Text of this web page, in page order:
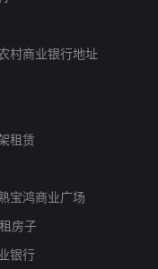
村商业银行地址
租赁
宝鸿商业广场
房子
银行